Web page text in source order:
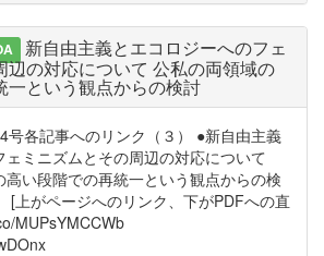
新自由主義とエコロジーへのフェ
辺の対応について 公私の両領域の
一という観点からの検討
号各記事へのリンク（３） ●新自由主義
ェミニズムとその周辺の対応について
い段階での再統一という観点からの検
上がページへのリンク、下がPDFへの直
MUPsYMCCWb